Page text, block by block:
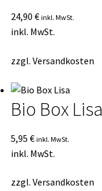
24,90 € inkl. MwSt.
inkl. MwSt.
zzgl. Versandkosten
Bio Box Lisa
5,95 € inkl. MwSt.
inkl. MwSt.
zzgl. Versandkosten